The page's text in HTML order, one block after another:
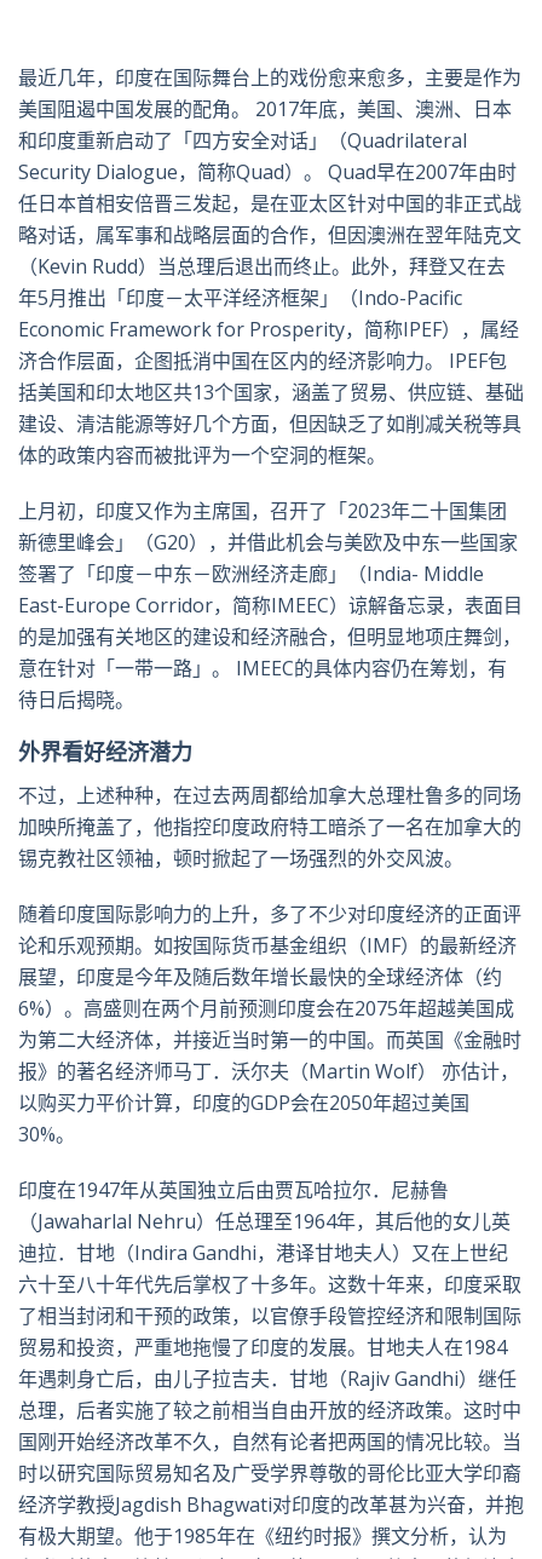
特
书
英
郵
最近几年，印度在国际舞台上的戏份愈来愈多，主要是作为
美国阻遏中国发展的配角。 2017年底，美国、澳洲、日本
和印度重新启动了「四方安全对话」（Quadrilateral
Security Dialogue，简称Quad）。 Quad早在2007年由时
任日本首相安倍晋三发起，是在亚太区针对中国的非正式战
略对话，属军事和战略层面的合作，但因澳洲在翌年陆克文
（Kevin Rudd）当总理后退出而终止。此外，拜登又在去
年5月推出「印度－太平洋经济框架」（Indo-Pacific
Economic Framework for Prosperity，简称IPEF），属经
济合作层面，企图抵消中国在区内的经济影响力。 IPEF包
括美国和印太地区共13个国家，涵盖了贸易、供应链、基础
建设、清洁能源等好几个方面，但因缺乏了如削减关税等具
体的政策内容而被批评为一个空洞的框架。
上月初，印度又作为主席国，召开了「2023年二十国集团
新德里峰会」（G20），并借此机会与美欧及中东一些国家
签署了「印度－中东－欧洲经济走廊」（India- Middle
East-Europe Corridor，简称IMEEC）谅解备忘录，表面目
的是加强有关地区的建设和经济融合，但明显地项庄舞剑，
意在针对「一带一路」。 IMEEC的具体内容仍在筹划，有
待日后揭晓。
外界看好经济潜力
不过，上述种种，在过去两周都给加拿大总理杜鲁多的同场
加映所掩盖了，他指控印度政府特工暗杀了一名在加拿大的
锡克教社区领袖，顿时掀起了一场强烈的外交风波。
随着印度国际影响力的上升，多了不少对印度经济的正面评
论和乐观预期。如按国际货币基金组织（IMF）的最新经济
展望，印度是今年及随后数年增长最快的全球经济体（约
6%）。高盛则在两个月前预测印度会在2075年超越美国成
为第二大经济体，并接近当时第一的中国。而英国《金融时
报》的著名经济师马丁．沃尔夫（Martin Wolf） 亦估计，
以购买力平价计算，印度的GDP会在2050年超过美国
30%。
印度在1947年从英国独立后由贾瓦哈拉尔．尼赫鲁
（Jawaharlal Nehru）任总理至1964年，其后他的女儿英
迪拉．甘地（Indira Gandhi，港译甘地夫人）又在上世纪
六十至八十年代先后掌权了十多年。这数十年来，印度采取
了相当封闭和干预的政策，以官僚手段管控经济和限制国际
贸易和投资，严重地拖慢了印度的发展。甘地夫人在1984
年遇刺身亡后，由儿子拉吉夫．甘地（Rajiv Gandhi）继任
总理，后者实施了较之前相当自由开放的经济政策。这时中
国刚开始经济改革不久，自然有论者把两国的情况比较。当
时以研究国际贸易知名及广受学界尊敬的哥伦比亚大学印裔
经济学教授Jagdish Bhagwati对印度的改革甚为兴奋，并抱
有极大期望。他于1985年在《纽约时报》撰文分析，认为